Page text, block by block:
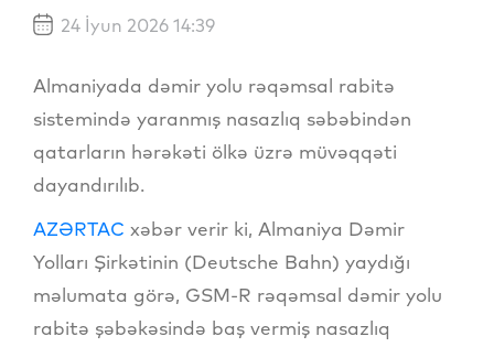
24 İyun 2026 14:39
Almaniyada dəmir yolu rəqəmsal rabitə
sistemində yaranmış nasazlıq səbəbindən
qatarların hərəkəti ölkə üzrə müvəqqəti
dayandırılıb.
AZƏRTAC xəbər verir ki, Almaniya Dəmir
Yolları Şirkətinin (Deutsche Bahn) yaydığı
məlumata görə, GSM-R rəqəmsal dəmir yolu
rabitə şəbəkəsində baş vermiş nasazlıq